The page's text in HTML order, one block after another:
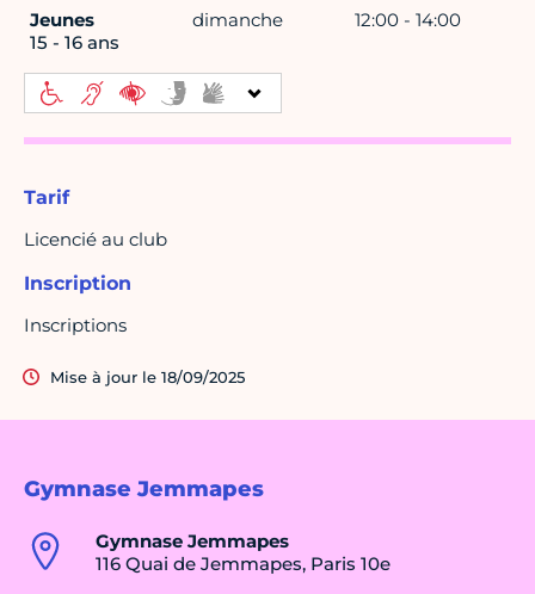
Gymnase Jemmapes
Gymnase Jemmapes
116 Quai de Jemmapes, Paris 10e
Jeunes
15 - 16 ans
dimanche 12:00 - 14:00
Tarif
Licencié au club
Inscription
Inscriptions
Mise à jour le 18/09/2025